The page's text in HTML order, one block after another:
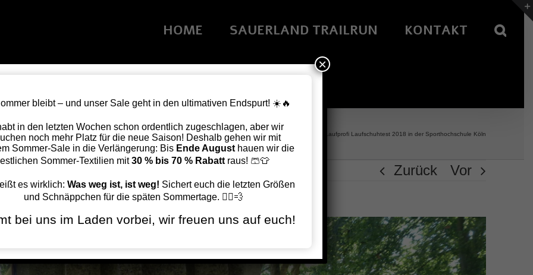
HOME SAUERLAND TRAILRUN KONTAKT
Köln Startseite NEWS UND EVENTS Laufprofi Laufschuhtest 2018 in der Sporthochschule Köln
Zurück Vor
bleibt – und unser Sale geht in den ultimativen Endspurt! ☀️🔥
in den letzten Wochen schon ordentlich zugeschlagen, aber wir
noch mehr Platz für die neue Saison! Deshalb gehen wir mit
Sommer-Sale in die Verlängerung: Bis Ende Augusthauen wir die
Sommer-Textilien mit30 % bis 70 % Rabatt raus! 🩳👕
es wirklich: Was weg ist, ist weg! Sichert euch die letzten Größen
und Schnäppchen für die späten Sommertage. 🏃‍♂️💨
bei uns im Laden vorbei, wir freuen uns auf euch!
×